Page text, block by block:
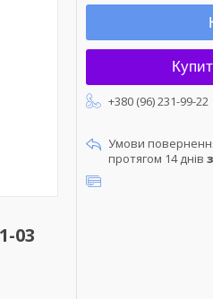
03
+380 (96) 231-99-22
протягом 14 днів